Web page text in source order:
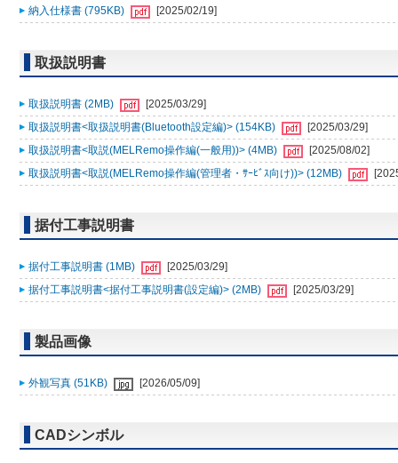
納入仕様書 (795KB) [2025/02/19]
取扱説明書
取扱説明書 (2MB)
[2025/03/29]
取扱説明書<取扱説明書(Bluetooth設定編)> (154KB)
[2025/03/29]
取扱説明書<取説(MELRemo操作編(一般用))> (4MB)
[2025/08/02]
取扱説明書<取説(MELRemo操作編(管理者・ｻｰﾋﾞｽ向け))> (12MB)
据付工事説明書
据付工事説明書 (1MB)
[2025/03/29]
据付工事説明書<据付工事説明書(設定編)> (2MB)
[2025/03/29]
製品画像
外観写真 (51KB) [2026/05/09]
CADシンボル